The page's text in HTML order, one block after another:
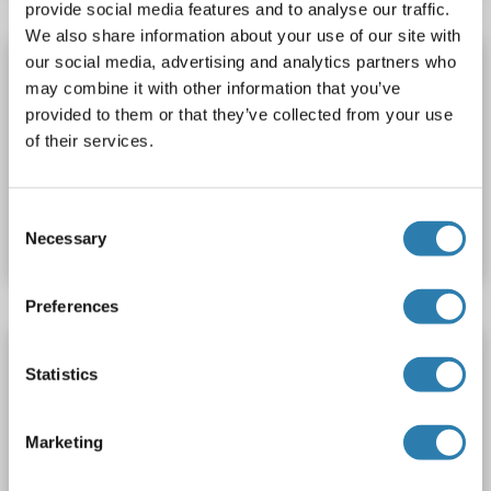
provide social media features and to analyse our traffic.
We also share information about your use of our site with
our social media, advertising and analytics partners who
may combine it with other information that you’ve
provided to them or that they’ve collected from your use
of their services.
Selection
Necessary
Preferences
Statistics
Marketing
OR52N1 Antikörper (AA 226-275)
OR52N1 Reaktivität: Human WB
Wirt: Kaninchen
Polyclonal
unconjugated
Produktnummer ABIN6753617
Datenblatt